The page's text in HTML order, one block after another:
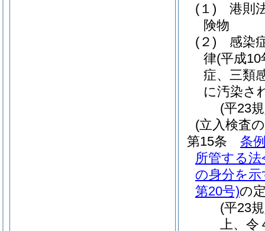
(１)
港則
険物
(２)
感染
律(平成10
症、三類
に汚染さ
(平23
(立入検査
第15条
条
所管する
の身分を
第20号)の
(平23
上、令